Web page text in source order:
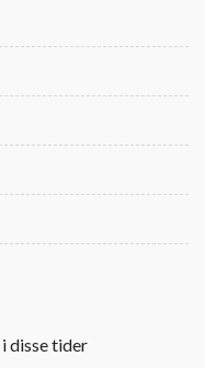
i disse tider